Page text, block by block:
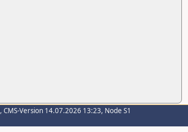
, CMS-Version 14.07.2026 13:23, Node S1